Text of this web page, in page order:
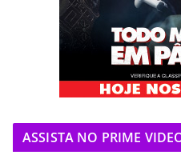
ASSISTA NO PRIME